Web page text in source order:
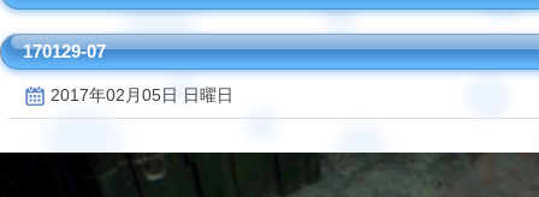
170129-07
2017年02月05日 日曜日